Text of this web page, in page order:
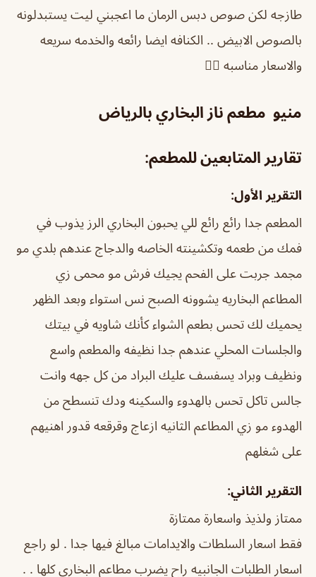
طازجه لكن صوص دبس الرمان ما اعجبني ليت يستبدلونه
بالصوص الابيض .. الكنافه ايضا رائعه والخدمه سريعه
والاسعار مناسبه 👍🏻
منيو مطعم ناز البخاري بالرياض
تقارير المتابعين للمطعم:
التقرير الأول:
المطعم جدا رائع رائع للي يحبون البخاري الرز يذوب في
فمك من طعمه وتكشينته الخاصه والدجاج عندهم بلدي مو
مجمد جربت على الفحم يجيك فرش مو محمى زي
المطاعم البخاريه يشوونه الصبح نس استواء وبعد الظهر
يحميك لك تحس بطعم الشواء كأنك شاويه في بيتك
والجلسات المحلي عندهم جدا نظيفه والمطعم واسع
ونظيف وبراد يسفسف عليك البراد من كل جهه وانت
جالس تاكل تحس بالهدوء والسكينه ودك تنسطح من
الهدوء مو زي المطاعم الثانيه ازعاج وقرقعه قدور اهنيهم
على شغلهم
التقرير الثاني:
ممتاز ولذيذ واسعارة ممتازة
فقط اسعار السلطات والايدامات مبالغ فيها جدا . لو راجع
اسعار الطلبات الجانبيه راح يضرب مطاعم البخاري كلها . .